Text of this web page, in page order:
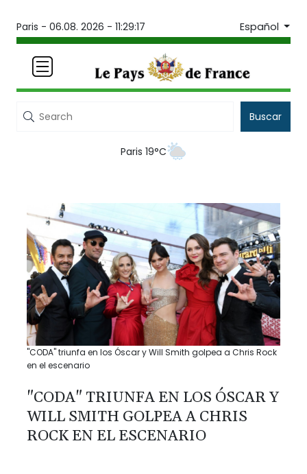
Paris - 06.08. 2026 - 11:29:17 Español
Buscar
Paris 19°C
"CODA" triunfa en los Óscar y Will Smith golpea a Chris Rock
en el escenario
"CODA" TRIUNFA EN LOS ÓSCAR Y
WILL SMITH GOLPEA A CHRIS
ROCK EN EL ESCENARIO